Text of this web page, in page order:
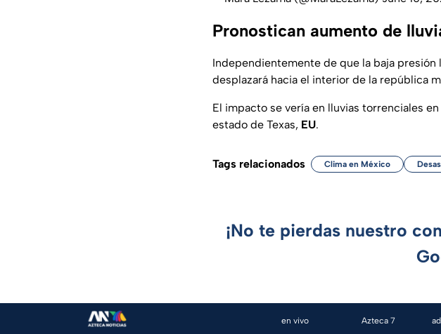
Pronostican aumento de
Independientemente de que la baja presión
desplazará hacia el interior de la república
El impacto se vería en lluvias torrenciales
estado de Texas, EU.
Tags relacionados Clima en México
¡No te pierdas nuestro
en vivo Azteca 7